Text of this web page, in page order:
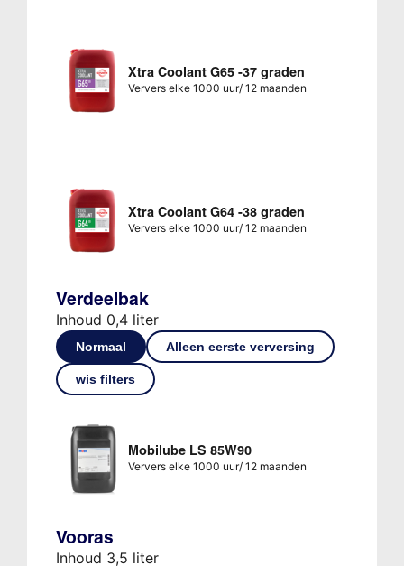
Xtra Coolant G65 -37 graden
Ververs elke 1000 uur/ 12 maanden
Xtra Coolant G64 -38 graden
Ververs elke 1000 uur/ 12 maanden
Verdeelbak
Inhoud 0,4 liter
Normaal Alleen eerste verversing
wis filters
Mobilube LS 85W90
Ververs elke 1000 uur/ 12 maanden
Vooras
Inhoud 3,5 liter